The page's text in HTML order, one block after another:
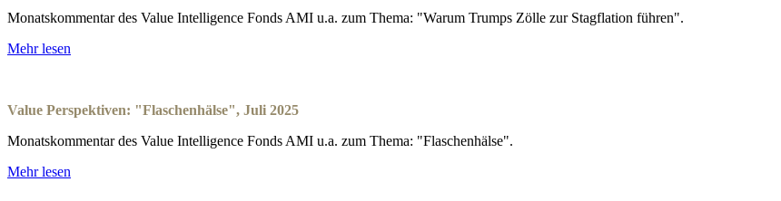
Monatskommentar des Value Intelligence Fonds AMI u.a. zum Thema: "Warum Trumps Zölle zur Stagflation führen".
Mehr lesen
Value Perspektiven: "Flaschenhälse", Juli 2025
Monatskommentar des Value Intelligence Fonds AMI u.a. zum Thema: "Flaschenhälse".
Mehr lesen